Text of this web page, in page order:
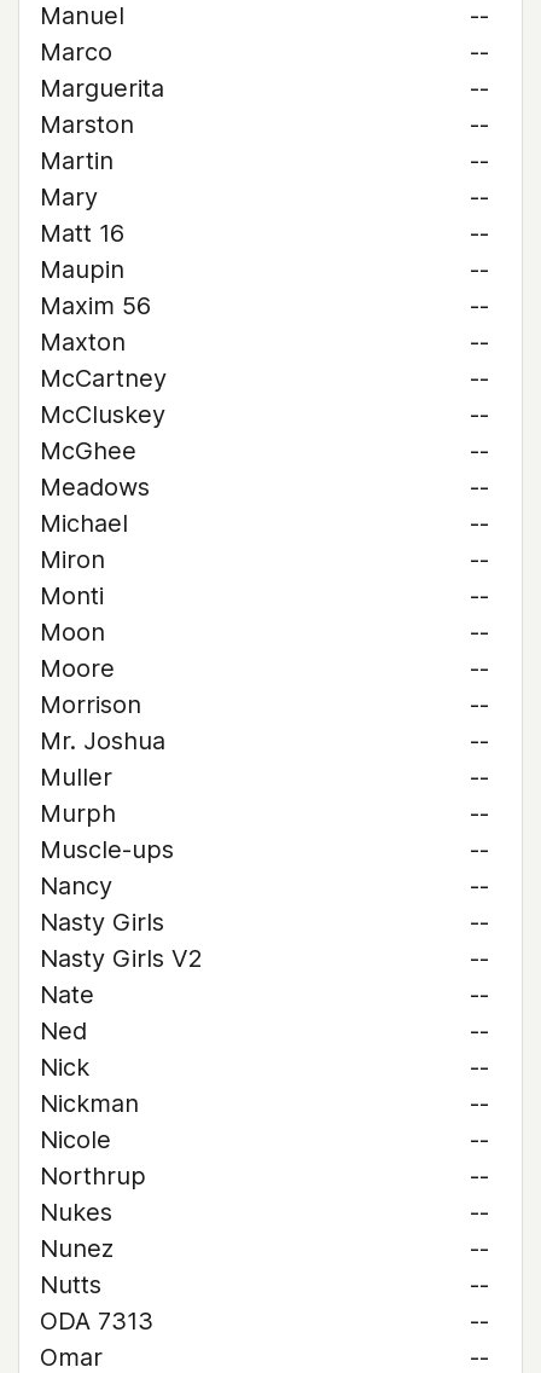
Manuel
--
Marco
--
Marguerita
--
Marston
--
Martin
--
Mary
--
Matt 16
--
Maupin
--
Maxim 56
--
Maxton
--
McCartney
--
McCluskey
--
McGhee
--
Meadows
--
Michael
--
Miron
--
Monti
--
Moon
--
Moore
--
Morrison
--
Mr. Joshua
--
Muller
--
Murph
--
Muscle-ups
--
Nancy
--
Nasty Girls
--
Nasty Girls V2
--
Nate
--
Ned
--
Nick
--
Nickman
--
Nicole
--
Northrup
--
Nukes
--
Nunez
--
Nutts
--
ODA 7313
--
Omar
--